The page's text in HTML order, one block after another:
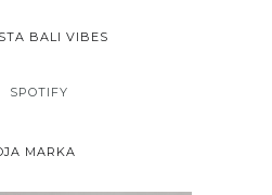
BALI VIBES
SPOTIFY
MARKA